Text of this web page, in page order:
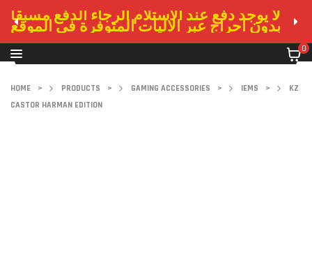
لا يوجد دفع عند الاستلام الرجاء الدفع مسبقا
بدون احراج عبر الاليات المتوفرة في الموقع
0
HOME > PRODUCTS > GAMING ACCESSORIES > IEMS >
KZ
CASTOR HARMAN EDITION